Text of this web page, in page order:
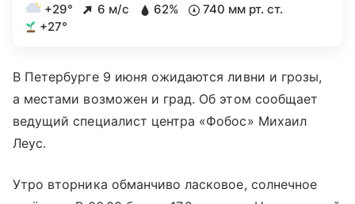
+29°
6 м/с 62%
740 мм рт. ст.
+27°
В Петербурге 9 июня ожидаются ливни и грозы,
а местами возможен и град. Об этом сообщает
ведущий специалист центра «Фобос» Михаил
Леус.
Утро вторника обманчиво ласковое, солнечное